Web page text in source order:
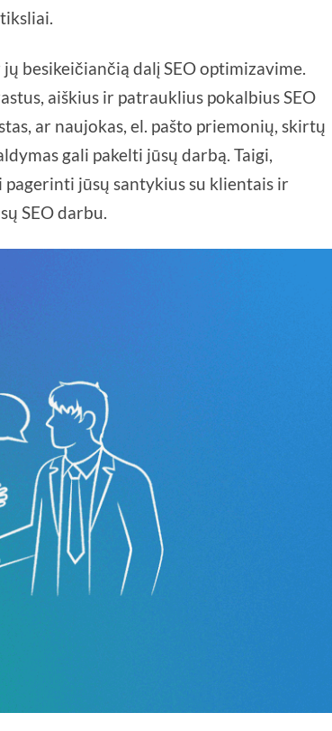
besikeičiančią dalį SEO optimizavime.
aiškius ir patrauklius pokalbius SEO
ar naujokas, el. pašto priemonių, skirtų
gali pakelti jūsų darbą. Taigi,
jūsų santykius su klientais ir
SEO darbu.